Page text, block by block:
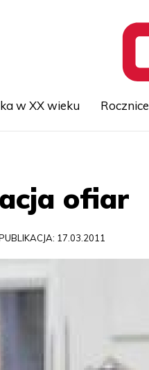
w XX wieku Rocznice
ofiar
17.03.2011